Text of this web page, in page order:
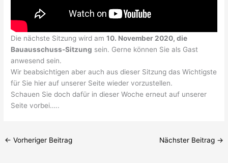
Die nächste Sitzung wird am10. November 2020, die
Bauausschuss-Sitzung sein. Gerne können Sie als Gast
anwesend sein.
Wir beabsichtigen aber auch aus dieser Sitzung das Wichtigste
für Sie hier auf unserer Seite wieder vorzustellen.
Schauen Sie doch dafür in dieser Woche erneut auf unserer
Seite vorbei…..
← Vorheriger Beitrag Nächster Beitrag →